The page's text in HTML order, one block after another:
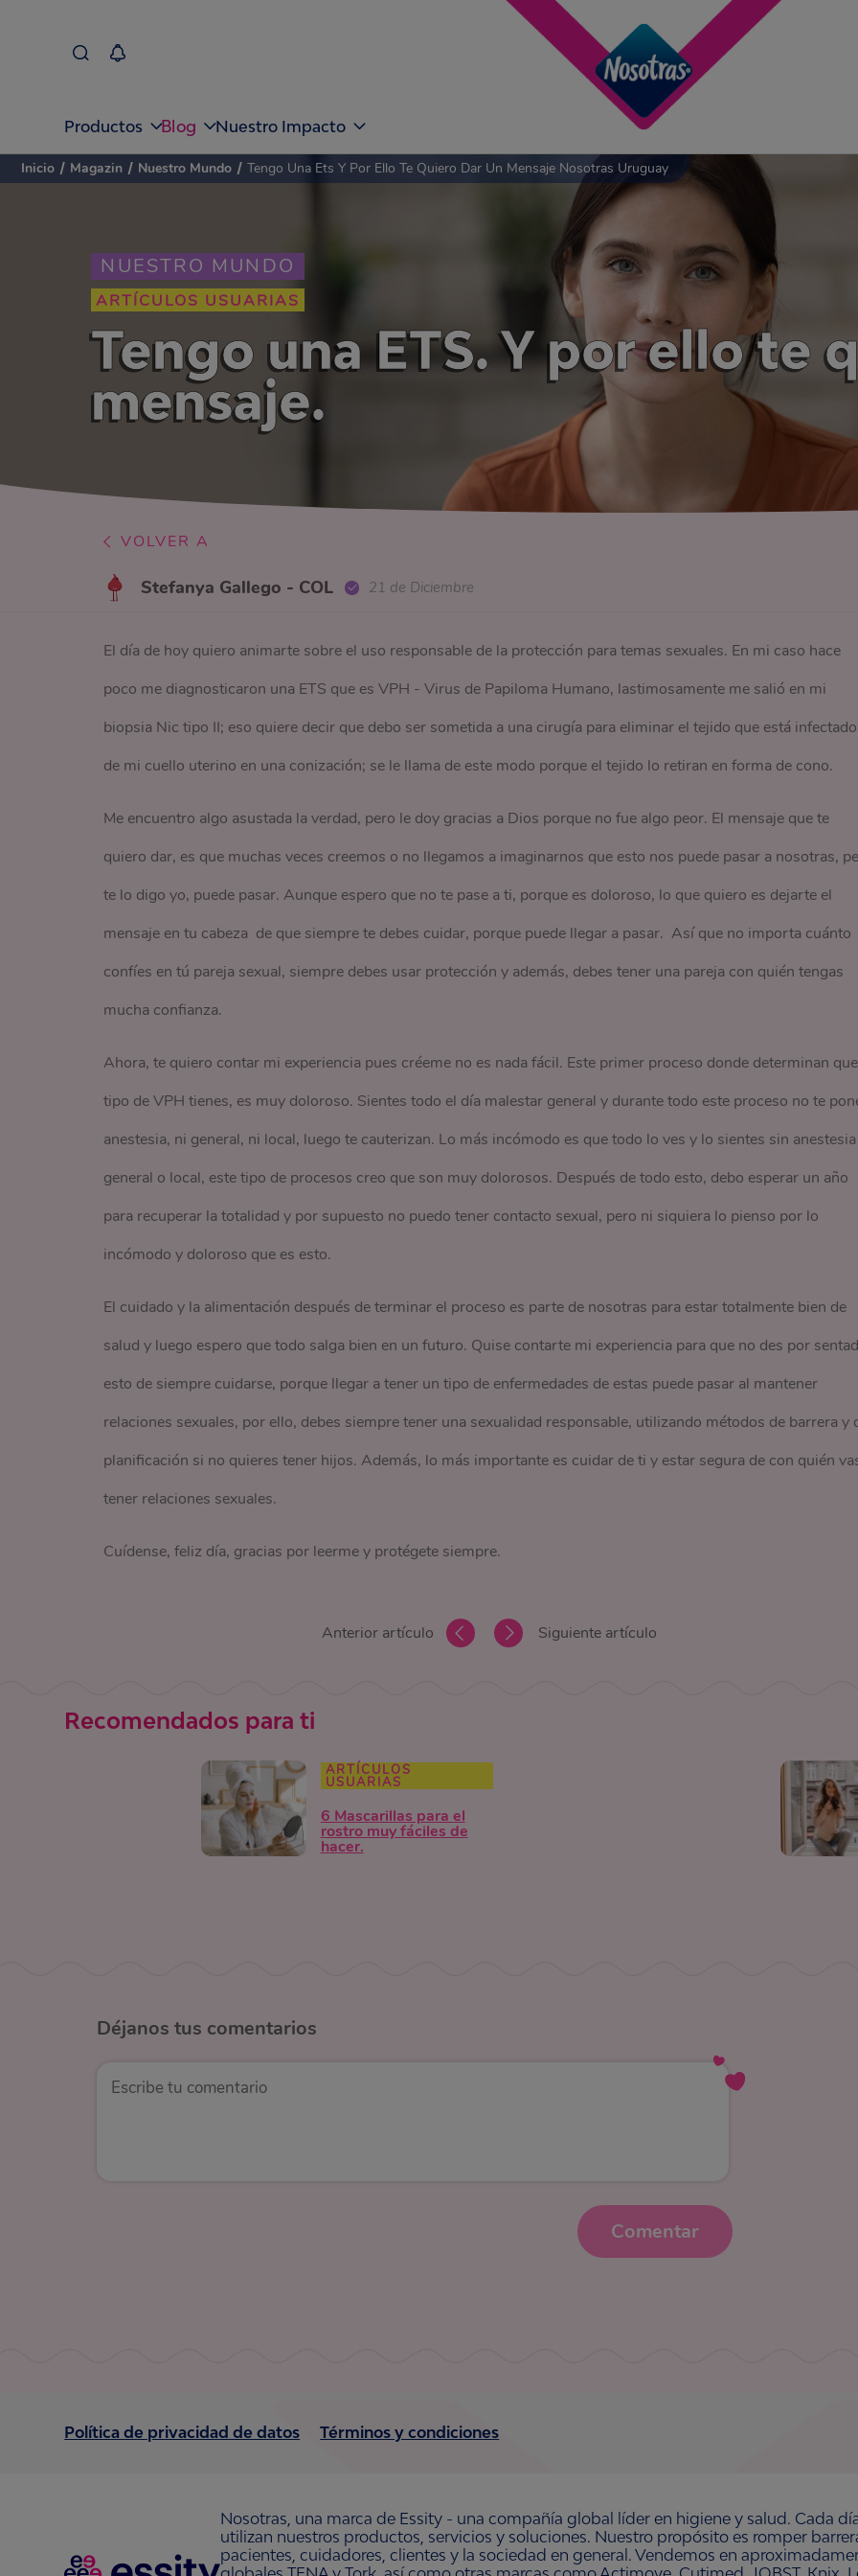
Productos Blog Nuestro Impacto
NUESTRO MUNDO
ARTÍCULOS USUARIAS
Tengo una ETS. Y por ello te
mensaje.
Inicio / Magazin / Nuestro Mundo / Tengo Una Ets Y Por Ello Te Quiero Dar Un Mensaje Nosotras Uruguay
VOLVER A
Stefanya Gallego - COL 21 de Diciembre
El día de hoy quiero animarte sobre el uso responsable de la protección para temas sexuales. En mi caso hace
poco me diagnosticaron una ETS que es VPH - Virus de Papiloma Humano, lastimosamente me salió en mi
biopsia Nic tipo II; eso quiere decir que debo ser sometida a una cirugía para eliminar el tejido que está infectado
de mi cuello uterino en una conización; se le llama de este modo porque el tejido lo retiran en forma de cono.
Me encuentro algo asustada la verdad, pero le doy gracias a Dios porque no fue algo peor. El mensaje que te
quiero dar, es que muchas veces creemos o no llegamos a imaginarnos que esto nos puede pasar a nosotras,
te lo digo yo, puede pasar. Aunque espero que no te pase a ti, porque es doloroso, lo que quiero es dejarte el
mensaje en tu cabeza de que siempre te debes cuidar, porque puede llegar a pasar. Así que no importa cuánto
confíes en tú pareja sexual, siempre debes usar protección y además, debes tener una pareja con quién tengas
mucha confianza.
Ahora, te quiero contar mi experiencia pues créeme no es nada fácil. Este primer proceso donde determinan que
tipo de VPH tienes, es muy doloroso. Sientes todo el día malestar general y durante todo este proceso no te
anestesia, ni general, ni local, luego te cauterizan. Lo más incómodo es que todo lo ves y lo sientes sin anestesia
general o local, este tipo de procesos creo que son muy dolorosos. Después de todo esto, debo esperar un año
para recuperar la totalidad y por supuesto no puedo tener contacto sexual, pero ni siquiera lo pienso por lo
incómodo y doloroso que es esto.
El cuidado y la alimentación después de terminar el proceso es parte de nosotras para estar totalmente bien de
salud y luego espero que todo salga bien en un futuro. Quise contarte mi experiencia para que no des por
esto de siempre cuidarse, porque llegar a tener un tipo de enfermedades de estas puede pasar al mantener
relaciones sexuales, por ello, debes siempre tener una sexualidad responsable, utilizando métodos de barrera y
planificación si no quieres tener hijos. Además, lo más importante es cuidar de ti y estar segura de con quién
tener relaciones sexuales.
Cuídense, feliz día, gracias por leerme y protégete siempre.
Anterior artículo Siguiente artículo
Recomendados para ti
ARTÍCULOS
USUARIAS
6 Mascarillas para el
rostro muy fáciles de
hacer.
Déjanos tus comentarios
Comentar
Política de privacidad de datos Términos y condiciones
Nosotras, una marca de Essity - una compañía global líder en higiene y salud. Cada
utilizan nuestros productos, servicios y soluciones. Nuestro propósito es romper
pacientes, cuidadores, clientes y la sociedad en general. Vendemos en